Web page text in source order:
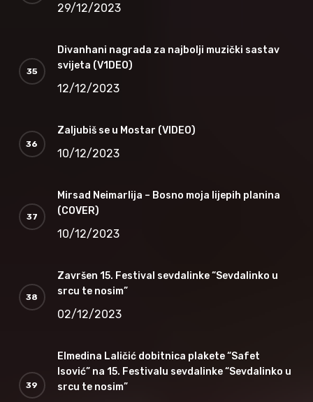
29/12/2023
Divanhani nagrada za najbolji muzički sastav
svijeta (V1DEO)
12/12/2023
Zaljubiš se u Mostar (VIDEO)
10/12/2023
Mirsad Neimarlija – Bosno moja lijepih planina
(COVER)
10/12/2023
Završen 15. Festival sevdalinke “Sevdalinko u
srcu te nosim”
02/12/2023
Elmedina Laličić dobitnica plakete “Safet
Isović” na 15. Festivalu sevdalinke “Sevdalinko u
srcu te nosim”